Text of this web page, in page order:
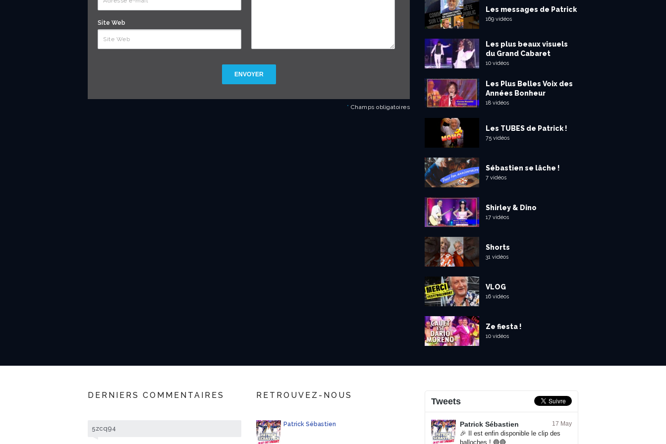
Site Web
ENVOYER
* Champs obligatoires
Les messages de Patrick
169 vidéos
Les plus beaux visuels
du Grand Cabaret
10 vidéos
Les Plus Belles Voix des
Années Bonheur
18 vidéos
Les TUBES de Patrick !
75 vidéos
Sébastien se lâche !
7 vidéos
Shirley & Dino
17 vidéos
Shorts
31 vidéos
VLOG
16 vidéos
Ze fiesta !
10 vidéos
DERNIERS COMMENTAIRES
5zcq94
RETROUVEZ-NOUS
Patrick Sébastien
Tweets
Patrick Sébastien 17 May
🎉 Il est enfin disponible le clip des
balloches ! 🔵🔴